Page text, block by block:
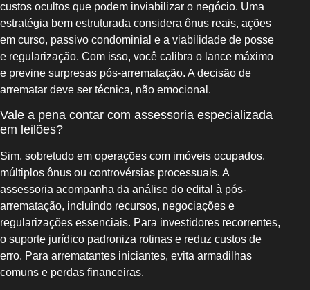
custos ocultos que podem inviabilizar o negócio. Uma
estratégia bem estruturada considera ônus reais, ações
em curso, passivo condominial e a viabilidade de posse
e regularização. Com isso, você calibra o lance máximo
e previne surpresas pós-arrematação. A decisão de
arrematar deve ser técnica, não emocional.
Vale a pena contar com assessoria especializada
em leilões?
Sim, sobretudo em operações com imóveis ocupados,
múltiplos ônus ou controvérsias processuais. A
assessoria acompanha da análise do edital à pós-
arrematação, incluindo recursos, negociações e
regularizações essenciais. Para investidores recorrentes,
o suporte jurídico padroniza rotinas e reduz custos de
erro. Para arrematantes iniciantes, evita armadilhas
comuns e perdas financeiras.